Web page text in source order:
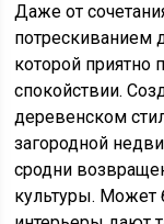
Даже от
потрескиванием
которой приятно
спокойствии.
деревенском
загородной
сродни
культуры. Может